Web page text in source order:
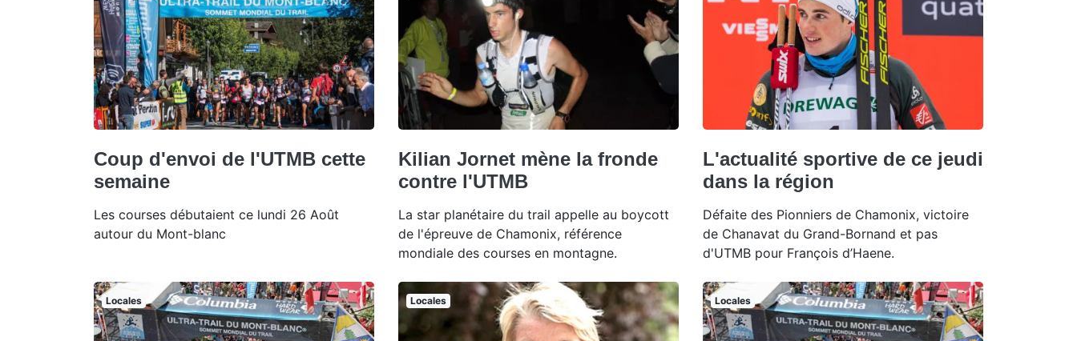
Coup d'envoi de l'UTMB cette
semaine
Les courses débutaient ce lundi 26 Août
autour du Mont-blanc
Kilian Jornet mène la fronde
contre l'UTMB
La star planétaire du trail appelle au boycott
de l'épreuve de Chamonix, référence
mondiale des courses en montagne.
L'actualité sportive de ce jeudi
dans la région
Défaite des Pionniers de Chamonix, victoire
de Chanavat du Grand-Bornand et pas
d'UTMB pour François d’Haene.
Locales Locales Locales